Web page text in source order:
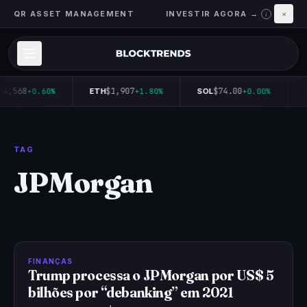
QR ASSET MANAGEMENT INVESTIR AGORA → i ×
+0.60% ETH$1,907+1.80% SOL$74.00+0.00%
TAG
JPMorgan
FINANÇAS
Trump processa o JPMorgan por US$ 5
bilhões por “debanking” em 2021